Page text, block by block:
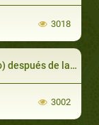
3018
de la oración
3002